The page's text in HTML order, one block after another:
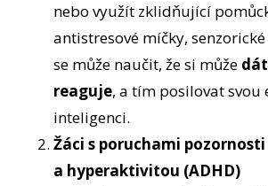
nebo využít zklidňující
antistresové míčky,
se může naučit, že si může
reaguje, a tím posilovat svou
inteligenci.
Žáci s poruchami pozornosti
a hyperaktivitou (ADHD)